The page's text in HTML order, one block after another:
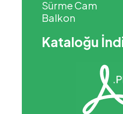
Sürme Cam
Balkon
Kataloğu